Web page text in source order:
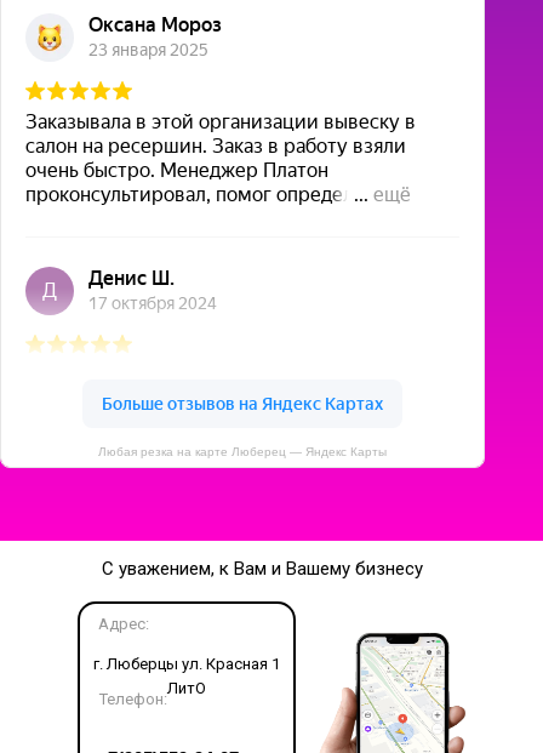
Любая резка на карте Люберец — Яндекс Карты
С уважением, к Вам и Вашему бизнесу
Адрес:
г. Люберцы ул. Красная 1
ЛитО
Телефон: